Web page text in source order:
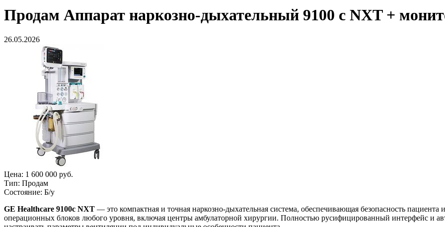
Продам Аппарат наркозно-дыхательный 9100 с NXT +
26.05.2026
Цена: 1 600 000 руб.
Тип: Продам
Состояние: Б/у
GE Healthcare 9100c NXT — это компактная и точная наркозно-дыхательная система, обеспечивающая безопасность пациента
операционных блоков любого уровня, включая центры амбулаторной хирургии. Полностью русифицированный интерфейс и